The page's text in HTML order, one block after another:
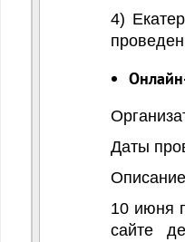
4)
Даты
10 июня
сайте